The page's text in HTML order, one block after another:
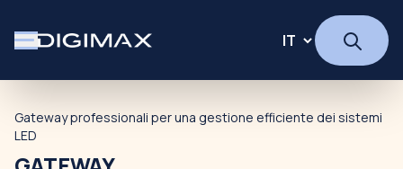
Gateway professionali per una gestione efficiente dei sistemi
LED